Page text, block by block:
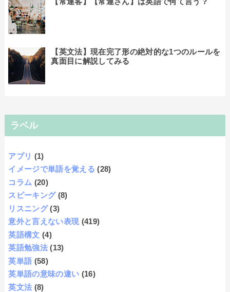
【英文法】現在完了形の絶対的な1つのルールを
真面目に解説してみる
ラベル
アプリ (1)
イメージで単語を覚える (28)
コラム (20)
スピーキング (8)
リスニング (3)
意外と言えない表現 (419)
英語構文 (4)
英語勉強法 (13)
英単語 (58)
英単語の意味の違い (16)
英文法 (8)